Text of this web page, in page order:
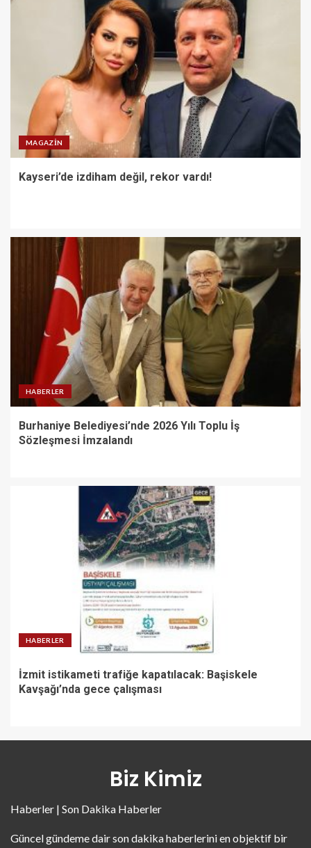
MAGAZIN
Kayseri’de izdiham değil, rekor vardı!
HABERLER
Burhaniye Belediyesi’nde 2026 Yılı Toplu İş
Sözleşmesi İmzalandı
HABERLER
İzmit istikameti trafiğe kapatılacak: Başiskele
Kavşağı’nda gece çalışması
Biz Kimiz
Haberler | Son Dakika Haberler
Güncel gündeme dair son dakika haberlerini en objektif bir